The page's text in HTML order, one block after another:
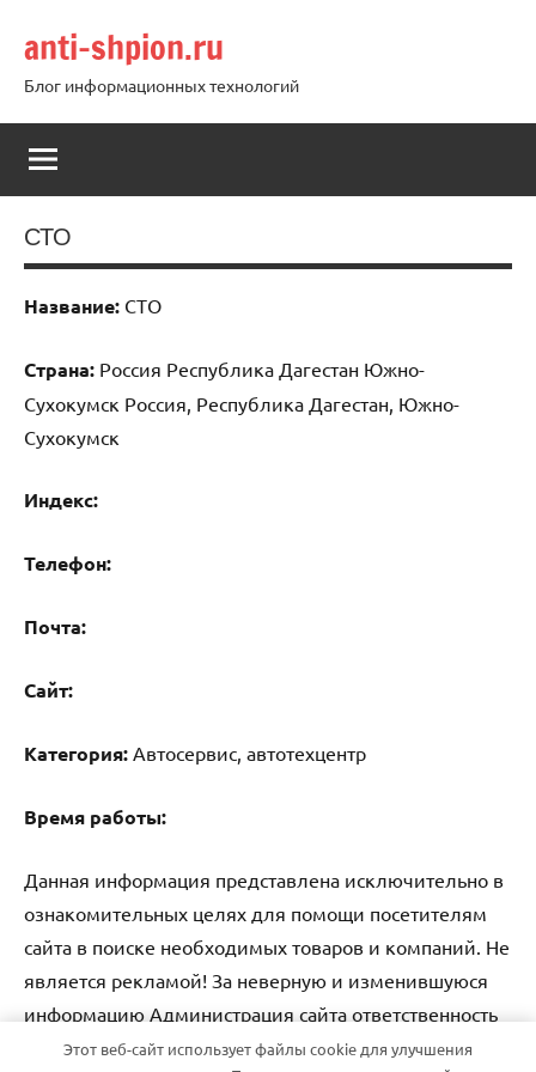
содержимому
anti-shpion.ru
Блог информационных технологий
СТО
Название: СТО
Страна: Россия Республика Дагестан Южно-
Сухокумск Россия, Республика Дагестан, Южно-
Сухокумск
Индекс:
Телефон:
Почта:
Cайт:
Категория: Автосервис, автотехцентр
Время работы:
Данная информация представлена исключительно в
ознакомительных целях для помощи посетителям
сайта в поиске необходимых товаров и компаний. Не
является рекламой! За неверную и изменившуюся
информацию Администрация сайта ответственность
не несет.
Этот веб-сайт использует файлы cookie для улучшения